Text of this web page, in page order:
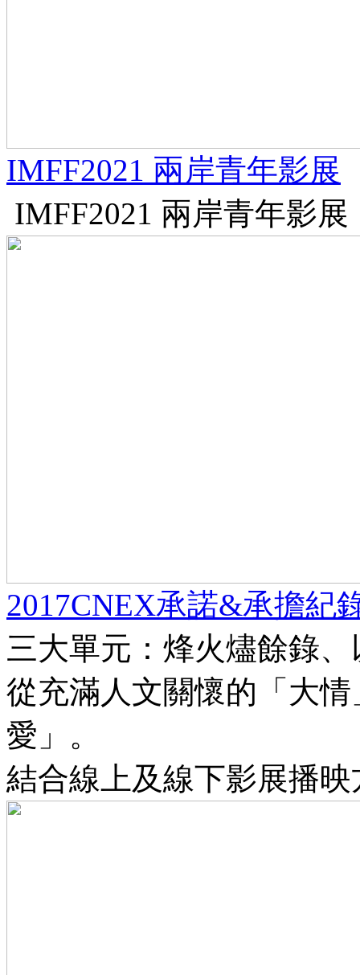
IMFF2021 兩岸青年影展
IMFF2021 兩岸青年影展
2017CNEX承諾&承擔紀
三大單元：烽火燼餘錄
從充滿人文關懷的「大
愛」。
結合線上及線下影展播